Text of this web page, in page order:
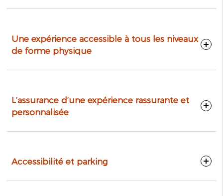
Une expérience accessible à tous les niveaux
de forme physique
L’assurance d’une expérience rassurante et
personnalisée
Accessibilité et parking